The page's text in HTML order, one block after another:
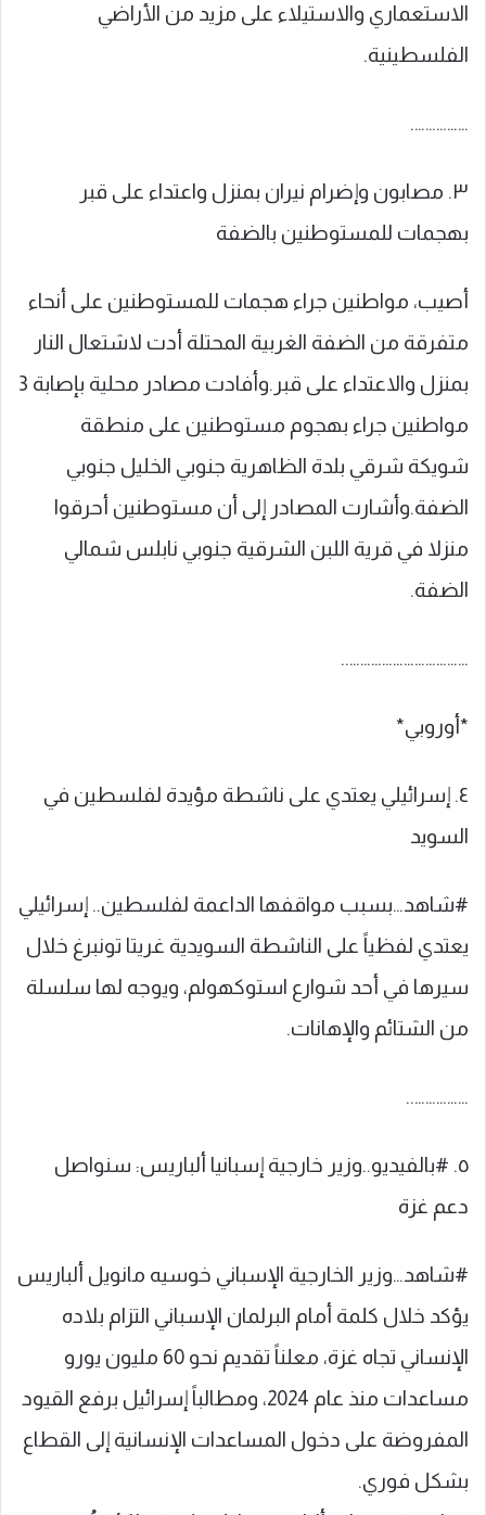
الاستعماري والاستيلاء على مزيد من الأراضي
الفلسطينية.
…………….
٣. مصابون وإضرام نيران بمنزل واعتداء على قبر
بهجمات للمستوطنين بالضفة
أصيب، مواطنين جراء هجمات للمستوطنين على أنحاء
متفرقة من الضفة الغربية المحتلة أدت لاشتعال النار
بمنزل والاعتداء على قبر.وأفادت مصادر محلية بإصابة 3
مواطنين جراء بهجوم مستوطنين على منطقة
شويكة شرقي بلدة الظاهرية جنوبي الخليل جنوبي
الضفة.وأشارت المصادر إلى أن مستوطنين أحرقوا
منزلا في قرية اللبن الشرقية جنوبي نابلس شمالي
الضفة.
……………………………..
*أوروبي*
٤. إسرائيلي يعتدي على ناشطة مؤيدة لفلسطين في
السويد
#شاهد…‏بسبب مواقفها الداعمة لفلسطين.. إسرائيلي
يعتدي لفظياً على الناشطة السويدية ‎غريتا تونبرغ خلال
سيرها في أحد شوارع استوكهولم، ويوجه لها سلسلة
من الشتائم والإهانات.
……………..
٥. #بالفيديو..وزير خارجية إسبانيا ألباريس: سنواصل
دعم غزة
#شاهد…‏وزير الخارجية الإسباني خوسيه مانويل ألباريس
يؤكد خلال كلمة أمام البرلمان الإسباني التزام بلاده
الإنساني تجاه غزة، معلناً تقديم نحو 60 مليون يورو
مساعدات منذ عام 2024، ومطالباً إسرائيل برفع القيود
المفروضة على دخول المساعدات الإنسانية إلى القطاع
بشكل فوري.